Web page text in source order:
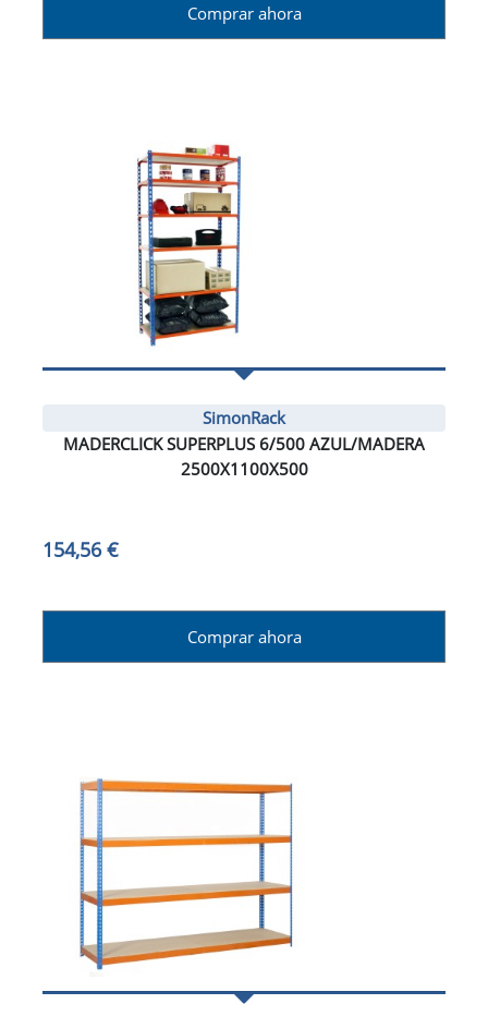
Comprar ahora
SimonRack
MADERCLICK SUPERPLUS 6/500 AZUL/MADERA
2500X1100X500
154,56 €
Comprar ahora